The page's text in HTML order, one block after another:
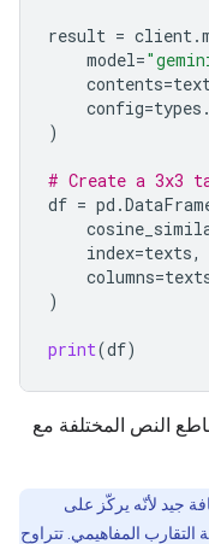
result = client.
model=
contents=
config=types .
)
# Create a 3x3
df = pd .
index=texts,
columns=
)
print(df)
النص المختلفة مع
جيد لأنّه يركّز على
المفاهيمي. تتراوح